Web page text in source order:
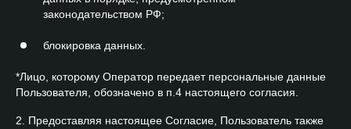
законодательством РФ;
блокировка данных.
*Лицо, которому Оператор передает персональные данные
Пользователя, обозначено в п.4 настоящего согласия.
2. Предоставляя настоящее Согласие, Пользователь также